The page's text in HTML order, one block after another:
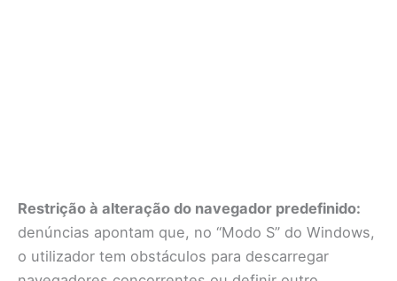
Restrição à alteração do navegador predefinido:
denúncias apontam que, no “Modo S” do Windows,
o utilizador tem obstáculos para descarregar